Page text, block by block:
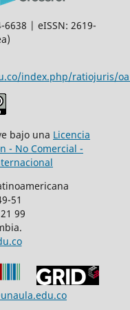
6638 | eISSN: 2619-
index.php/ratiojuris/
bajo una Licencia
- No Comercial -
51
99